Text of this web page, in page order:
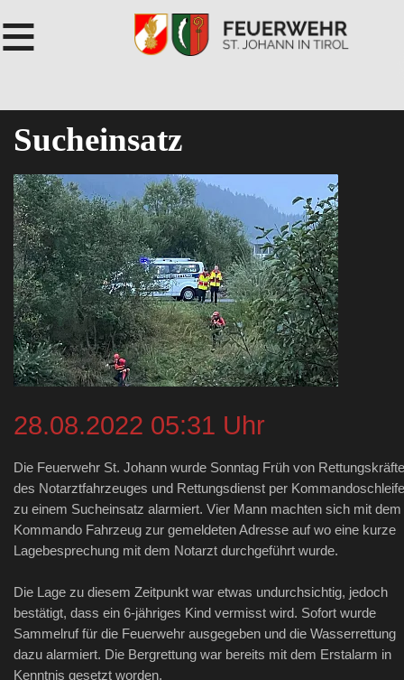
≡
Sucheinsatz
28.08.2022 05:31 Uhr
Die Feuerwehr St. Johann wurde Sonntag Früh von
des Notarztfahrzeuges und Rettungsdienst per Kommandoschleife
zu einem Sucheinsatz alarmiert. Vier Mann machten sich mit dem
Kommando Fahrzeug zur gemeldeten Adresse auf wo eine kurze
Lagebesprechung mit dem Notarzt durchgeführt wurde.
Die Lage zu diesem Zeitpunkt war etwas undurchsichtig, jedoch
bestätigt, dass ein 6-jähriges Kind vermisst wird. Sofort wurde
Sammelruf für die Feuerwehr ausgegeben und die Wasserrettung
dazu alarmiert. Die Bergrettung war bereits mit dem Erstalarm in
Kenntnis gesetzt worden.